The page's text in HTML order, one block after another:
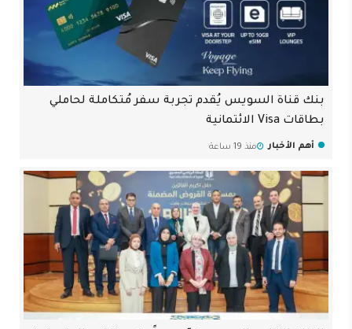
بنك قناة السويس يُقدم تجربة سفر مُتكاملة لحاملي
بطاقات Visa الائتمانية
أهم الأخبار منذ 19 ساعة